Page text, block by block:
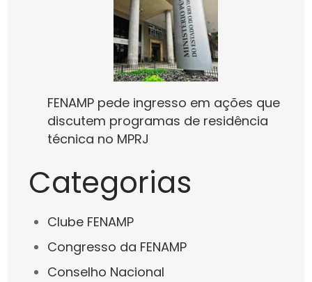
FENAMP pede ingresso em ações que
discutem programas de residência
técnica no MPRJ
Categorias
Clube FENAMP
Congresso da FENAMP
Conselho Nacional